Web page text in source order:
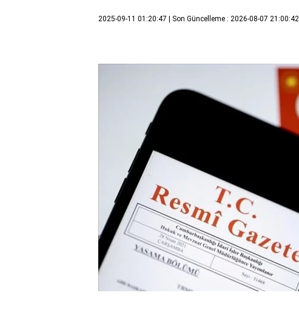
2025-09-11 01:20:47 | Son Güncelleme : 2026-08-07 21:00:42